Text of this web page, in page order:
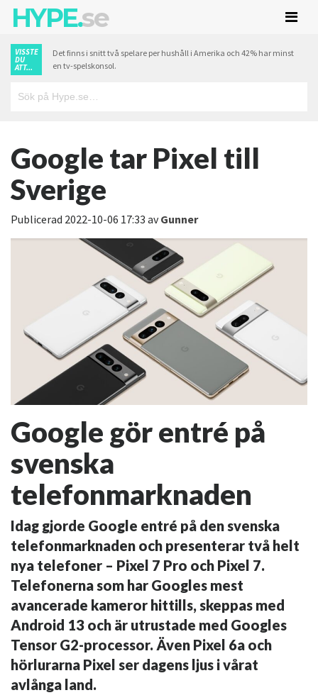
HYPE.se
VISSTE
DU
ATT...
Det finns i snitt två spelare per hushåll i Amerika och 42% har minst
en tv-spelskonsol.
Google tar Pixel till
Sverige
Publicerad 2022-10-06 17:33 avGunner
Google gör entré på
svenska
telefonmarknaden
Idag gjorde Google entré på den svenska
telefonmarknaden och presenterar två helt
nya telefoner – Pixel 7 Pro och Pixel 7.
Telefonerna som har Googles mest
avancerade kameror hittills, skeppas med
Android 13 och är utrustade med Googles
Tensor G2-processor. Även Pixel 6a och
hörlurarna Pixel ser dagens ljus i vårat
avlånga land.